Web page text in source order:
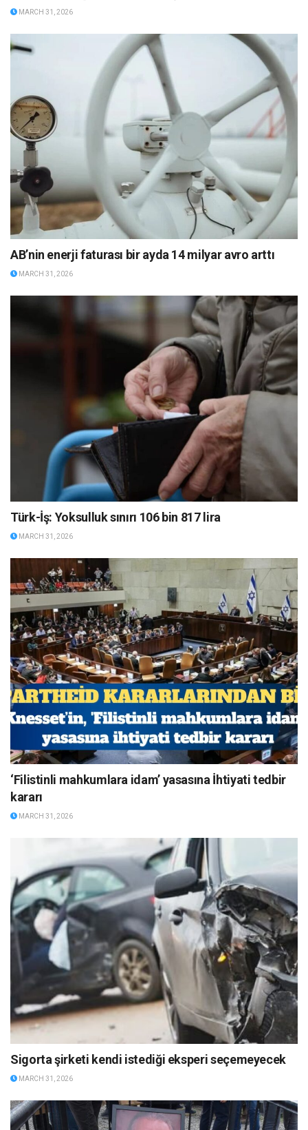
MARCH 31, 2026
AB’nin enerji faturası bir ayda 14 milyar avro arttı
MARCH 31, 2026
Türk-İş: Yoksulluk sınırı 106 bin 817 lira
MARCH 31, 2026
‘Filistinli mahkumlara idam’ yasasına İhtiyati tedbir
kararı
MARCH 31, 2026
Sigorta şirketi kendi istediği eksperi seçemeyecek
MARCH 31, 2026